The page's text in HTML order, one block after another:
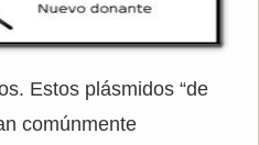
Estos plásmidos “de
comúnmente